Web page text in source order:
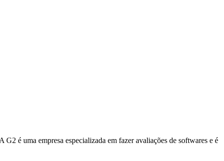
G2 é uma empresa especializada em fazer avaliações de softwares e é